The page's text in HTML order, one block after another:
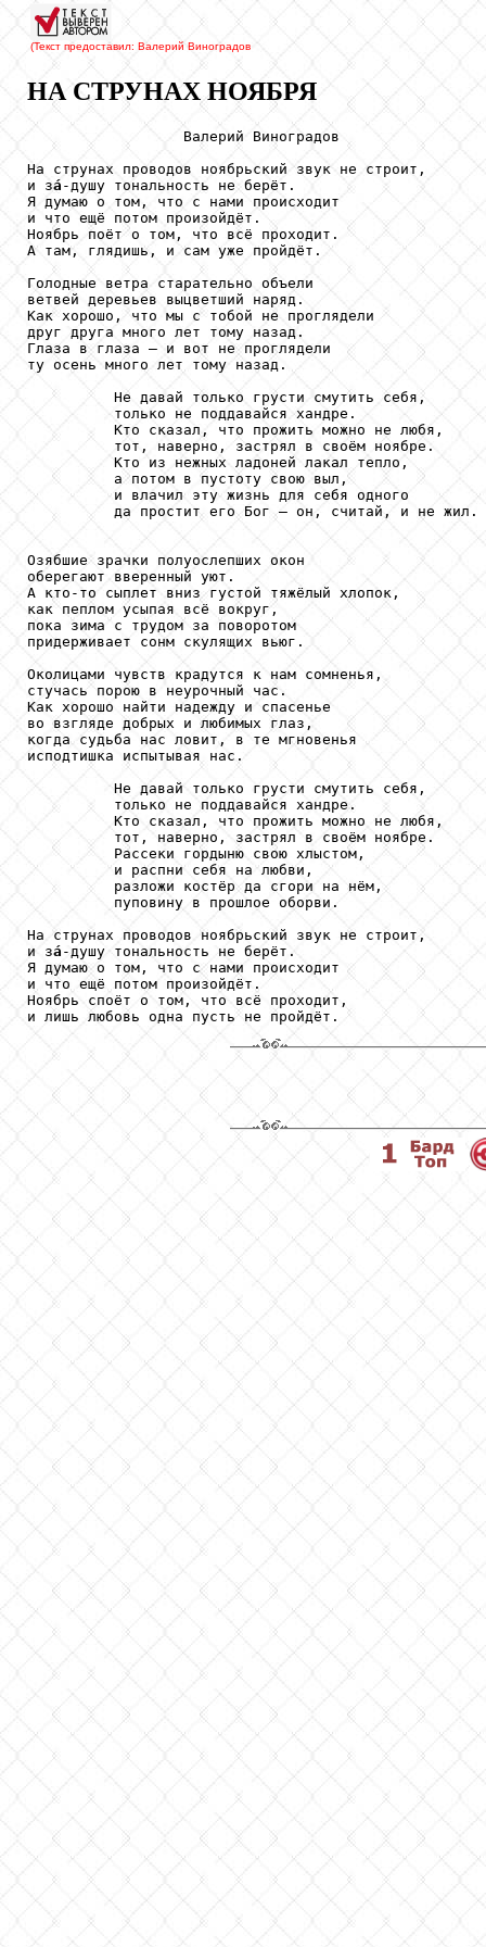
(Текст предоставил: Валерий Виноградов
НА СТРУНАХ НОЯБРЯ
                  Валерий Виноградов
На струнах проводов ноябрьский звук не строит,
и зá -душу тональность не берёт.
Я думаю о том, что с нами происходит
и что ещё потом произойдёт.
Ноябрь поёт о том, что всё проходит.
А там, глядишь, и сам уже пройдёт.
Голодные ветра старательно объели
ветвей деревьев выцветший наряд.
Как хорошо, что мы с тобой не проглядели
друг друга много лет тому назад.
Глаза в глаза – и вот не проглядели
ту осень много лет тому назад.
          Не давай только грусти смутить себя,
          только не поддавайся хандре.
          Кто сказал, что прожить можно не любя,
          тот, наверно, застрял в своём ноябре.
          Кто из нежных ладоней лакал тепло,
          а потом в пустоту свою выл,
          и влачил эту жизнь для себя одного
          да простит его Бог – он, считай, и не жил.
Озябшие зрачки полуослепших окон
оберегают вверенный уют.
А кто-то сыплет вниз густой тяжёлый хлопок,
как пеплом усыпая всё вокруг,
пока зима с трудом за поворотом
придерживает сонм скулящих вьюг.
Околицами чувств крадутся к нам сомненья,
стучась порою в неурочный час.
Как хорошо найти надежду и спасенье
во взгляде добрых и любимых глаз,
когда судьба нас ловит, в те мгновенья
исподтишка испытывая нас.
          Не давай только грусти смутить себя,
          только не поддавайся хандре.
          Кто сказал, что прожить можно не любя,
          тот, наверно, застрял в своём ноябре.
          Рассеки гордыню свою хлыстом,
          и распни себя на любви,
          разложи костёр да сгори на нём,
          пуповину в прошлое оборви.
На струнах проводов ноябрьский звук не строит,
и зá -душу тональность не берёт.
Я думаю о том, что с нами происходит
и что ещё потом произойдёт.
Ноябрь споёт о том, что всё проходит,